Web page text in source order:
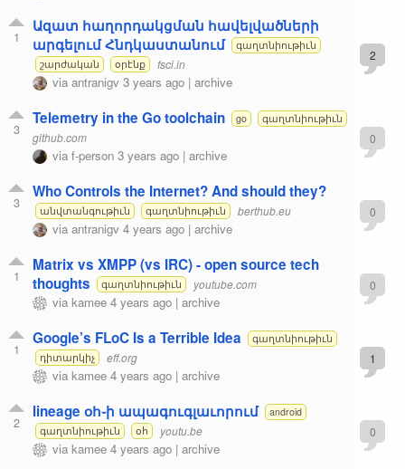
1
Ազատ հաղորդակցման հավելվածների
արգելում Հնդկաստանում
գաղտնիութիւն
շարժական
օրէնք fsci.in
via antranigv 3 years ago | archive
2
3
Telemetry in the Go toolchain go գաղտնիութիւն
github.com
via f-person 3 years ago | archive
0
3
Who Controls the Internet? And should they?
անվտանգութիւն գաղտնիութիւն berthub.eu
via antranigv 4 years ago | archive
0
1
Matrix vs XMPP (vs IRC) - open source tech
thoughts
գաղտնիութիւն youtube.com
via kamee 4 years ago | archive
0
1
Google’s FLoC Is a Terrible Idea
գաղտնիութիւն
դիտարկիչ
eff.org
via kamee 4 years ago | archive
1
2
lineage օհ֊ի ապագուգլաւորում
android
գաղտնիութիւն
օհ youtu.be
via kamee 4 years ago | archive
0